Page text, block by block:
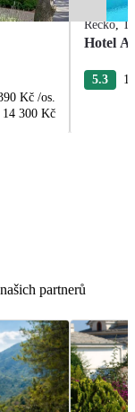
Kč /os.
14 300 Kč
Řecko,
Hotel
5.3
partnerů